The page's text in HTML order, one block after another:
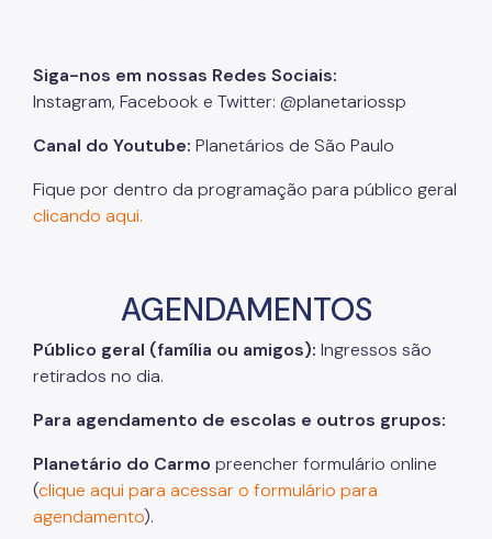
Siga-nos em nossas Redes Sociais:
Instagram, Facebook e Twitter: @planetariossp
Canal do Youtube: Planetários de São Paulo
Fique por dentro da programação para público geral
clicando aqui.
AGENDAMENTOS
Público geral (família ou amigos): Ingressos são
retirados no dia.
Para agendamento de escolas e outros grupos:
Planetário do Carmo preencher formulário online
(clique aqui para acessar o formulário para
agendamento).